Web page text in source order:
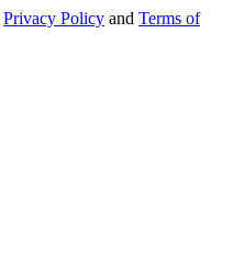
Privacy Policy and Terms of